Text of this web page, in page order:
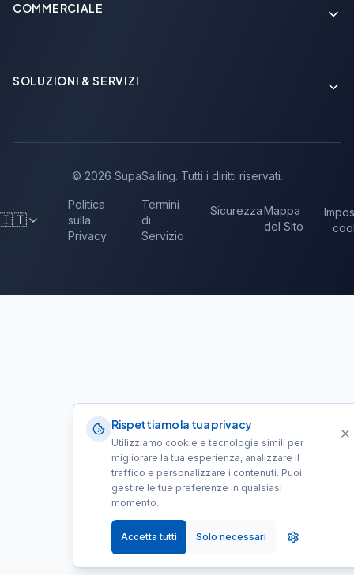
Rispettiamo la tua privacy
Utilizziamo cookie e tecnologie simili per
migliorare la tua esperienza, analizzare il
traffico e personalizzare i contenuti. Puoi
gestire le tue preferenze in qualsiasi
momento.
Accetta tutti Solo necessari
COMMERCIALE
SOLUZIONI & SERVIZI
© 2026 SupaSailing. Tutti i diritti riservati.
Politica
sulla
Privacy
Termini
di
Servizio
SicurezzaMappa
del Sito